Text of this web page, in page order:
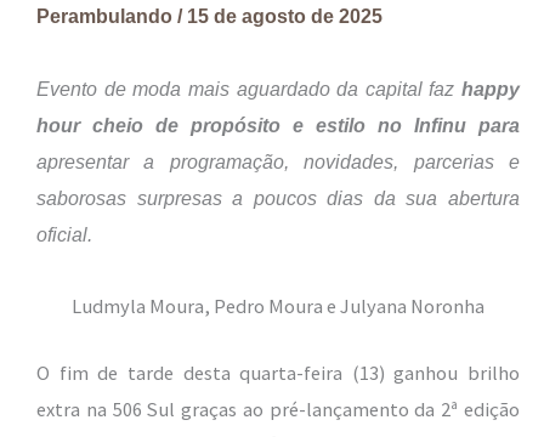
Perambulando / 15 de agosto de 2025
Evento de moda mais aguardado da capital faz happy
hour cheio de propósito e estilo no Infinu para
apresentar a programação, novidades, parcerias e
saborosas surpresas a poucos dias da sua abertura
oficial.
Ludmyla Moura, Pedro Moura e Julyana Noronha
O fim de tarde desta quarta-feira (13) ganhou brilho
extra na 506 Sul graças ao pré-lançamento da 2ª edição